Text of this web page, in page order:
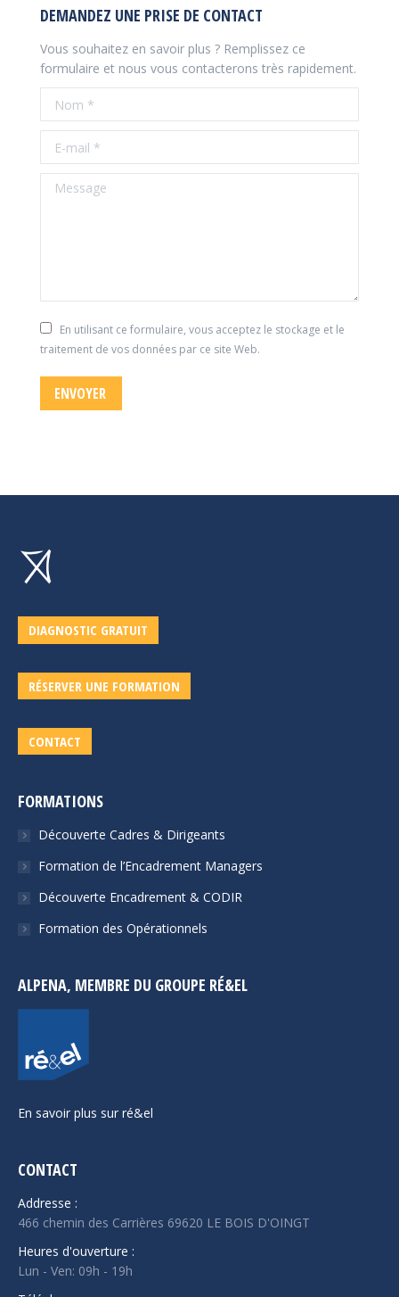
DEMANDEZ UNE PRISE DE CONTACT
Vous souhaitez en savoir plus ? Remplissez ce
formulaire et nous vous contacterons très rapidement.
Nom *
E-mail *
Message
En utilisant ce formulaire, vous acceptez le stockage et le
traitement de vos données par ce site Web.
ENVOYER
DIAGNOSTIC GRATUIT
RÉSERVER UNE FORMATION
CONTACT
FORMATIONS
Découverte Cadres & Dirigeants
Formation de l’Encadrement Managers
Découverte Encadrement & CODIR
Formation des Opérationnels
ALPENA, MEMBRE DU GROUPE RÉ&EL
En savoir plus sur ré&el
CONTACT
Addresse :
466 chemin des Carrières 69620 LE BOIS D'OINGT
Heures d'ouverture :
Lun - Ven: 09h - 19h